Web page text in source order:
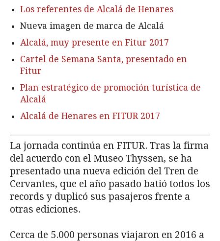
Los referentes de Alcalá de Henares
Nueva imagen de marca de Alcalá
Alcalá, muy presente en Fitur 2017
Cartel de Semana Santa, presentado en
Fitur
Plan estratégico de promoción turística de
Alcalá
Alcalá de Henares en FITUR 2017
La jornada continúa en FITUR. Tras la firma
del acuerdo con el Museo Thyssen, se ha
presentado una nueva edición del Tren de
Cervantes, que el año pasado batió todos los
records y duplicó sus pasajeros frente a
otras ediciones.
Cerca de 5.000 personas viajaron en 2016 a